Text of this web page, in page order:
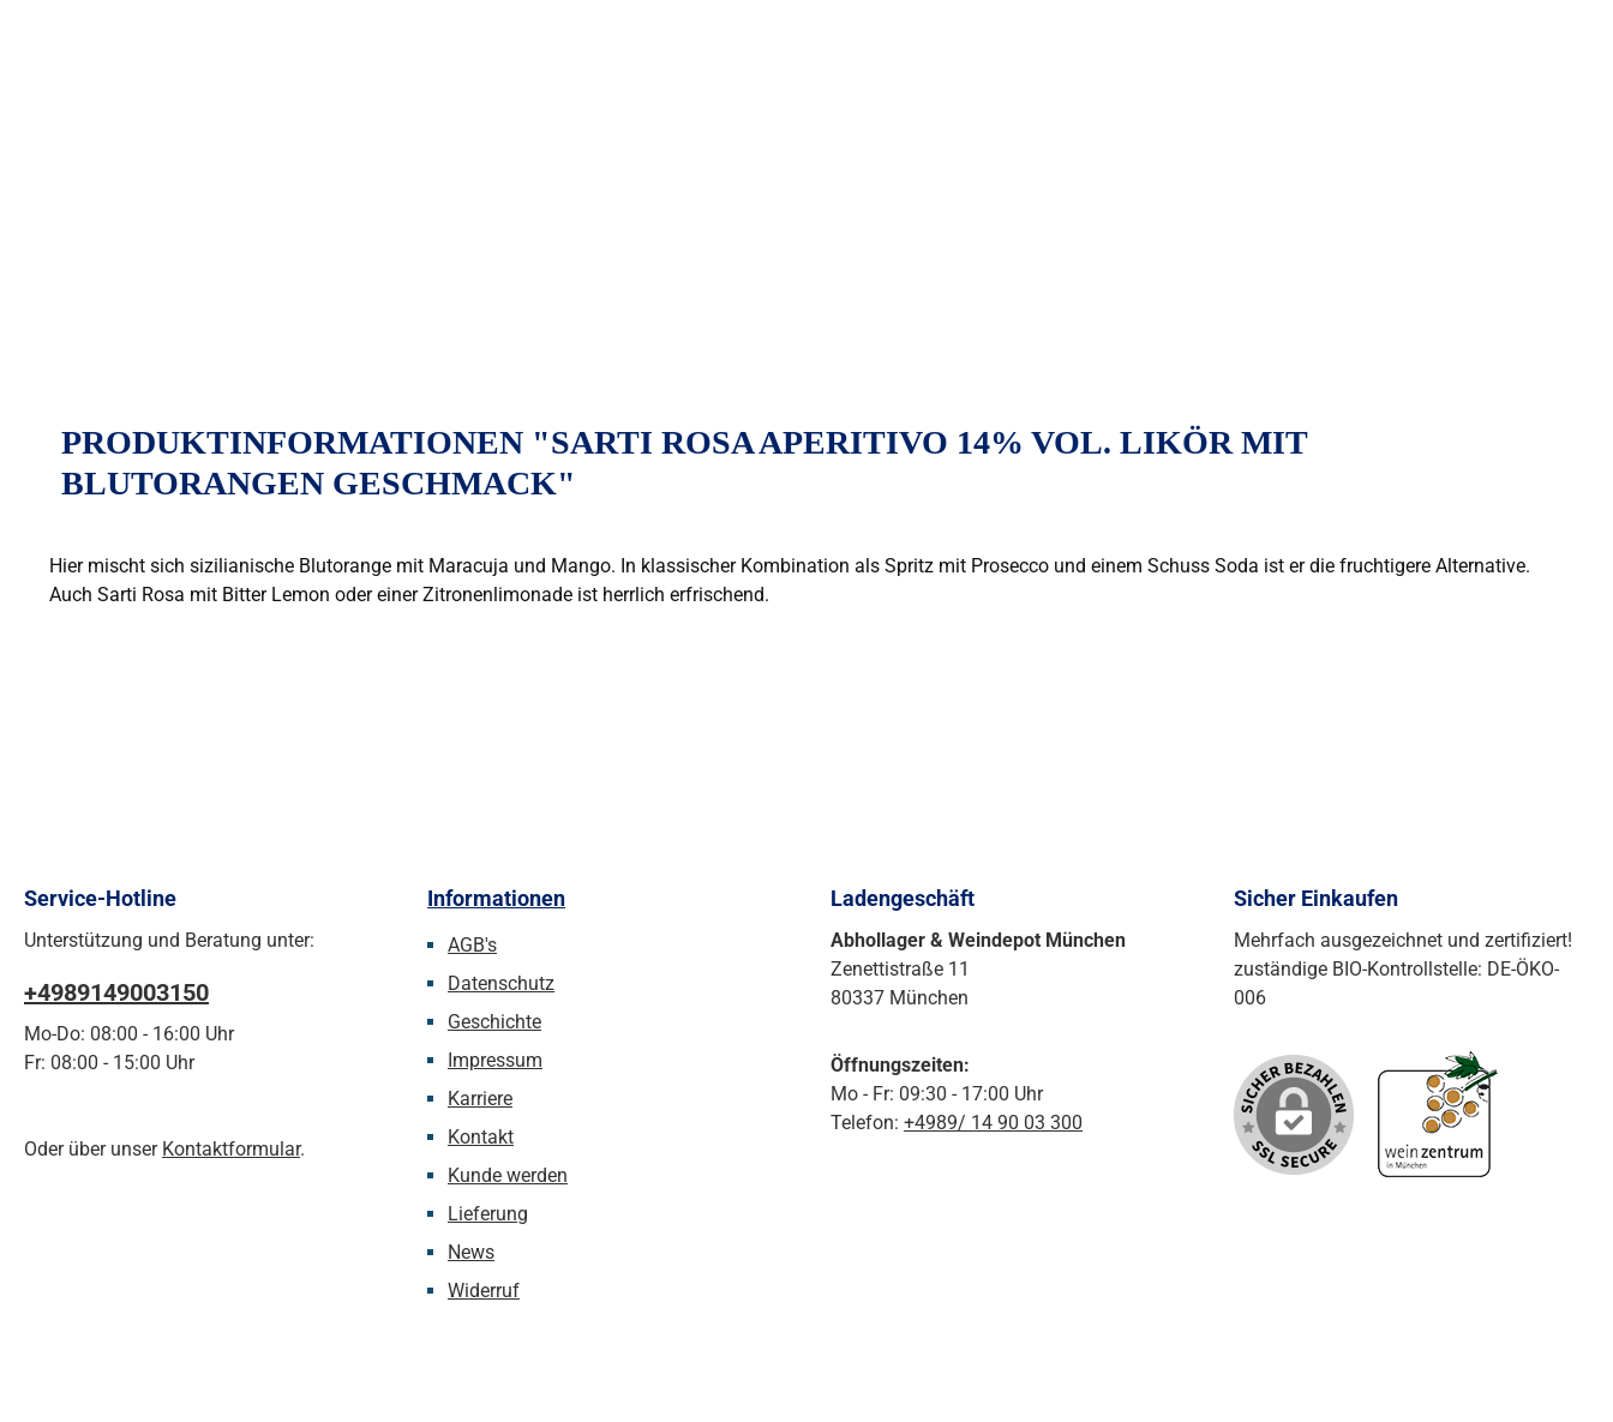
PRODUKTINFORMATIONEN "SARTI ROSA APERITIVO 14% VOL. LIKÖR MIT
BLUTORANGEN GESCHMACK"
Hier mischt sich sizilianische Blutorange mit Maracuja und Mango. In klassischer Kombination als Spritz mit Prosecco und einem Schuss Soda ist er die fruchtigere Alternative.
Auch Sarti Rosa mit Bitter Lemon oder einer Zitronenlimonade ist herrlich erfrischend.
Service-Hotline
Unterstützung und Beratung unter:
+4989149003150
Mo-Do: 08:00 - 16:00 Uhr
Fr: 08:00 - 15:00 Uhr
Oder über unser Kontaktformular.
Informationen
AGB's
Datenschutz
Geschichte
Impressum
Karriere
Kontakt
Kunde werden
Lieferung
News
Widerruf
Ladengeschäft
Abhollager & Weindepot München
Zenettistraße 11
80337 München
Öffnungszeiten:
Mo - Fr: 09:30 - 17:00 Uhr
Telefon: +4989/ 14 90 03 300
Sicher Einkaufen
Mehrfach ausgezeichnet und zertifiziert!
zuständige BIO-Kontrollstelle: DE-ÖKO-
006